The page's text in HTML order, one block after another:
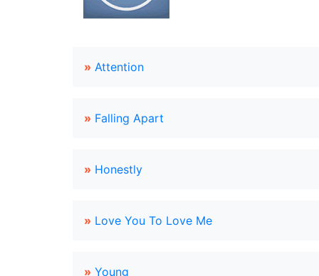
» Attention
» Falling Apart
» Honestly
» Love You To Love Me
» Young